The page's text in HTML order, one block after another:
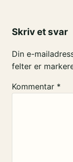
Skriv et svar
Din e-
felter er
Kommentar *